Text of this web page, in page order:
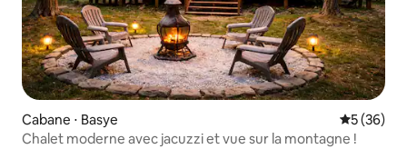
Cabane ⋅ Basye
5 (36)
Chalet moderne avec jacuzzi et vue sur la montagne !